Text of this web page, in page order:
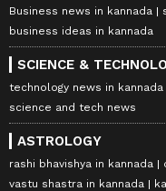
Business news in kannada
business ideas in kannada
SCIENCE &
technology news in kannada
science and tech news
ASTROLOGY
rashi bhavishya in kannada
vastu shastra in kannada